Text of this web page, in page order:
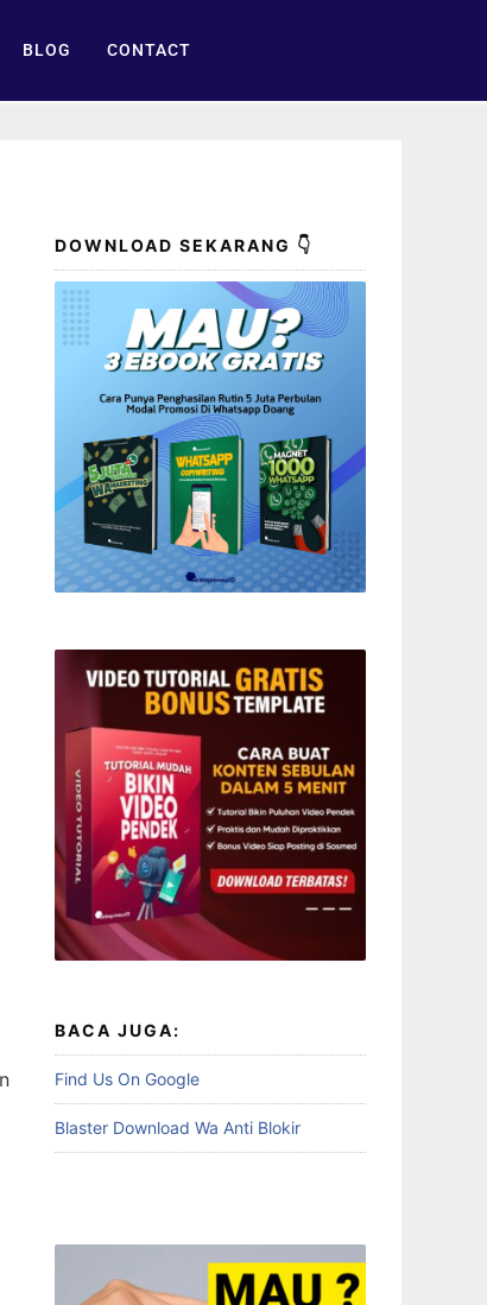
BLOG CONTACT
DOWNLOAD SEKARANG 👇
BACA JUGA:
Find Us On Google
Blaster Download Wa Anti Blokir